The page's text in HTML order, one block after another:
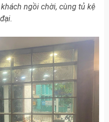
ngồi chời, cùng tủ kệ